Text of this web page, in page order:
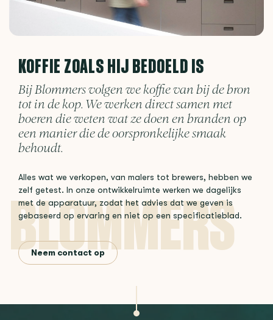
KOFFIE ZOALS HIJ BEDOELD IS
Bij Blommers volgen we koffie van bij de bron
tot in de kop. We werken direct samen met
boeren die weten wat ze doen en branden op
een manier die de oorspronkelijke smaak
behoudt.
Alles wat we verkopen, van malers tot brewers, hebben we
zelf getest. In onze ontwikkelruimte werken we dagelijks
met de apparatuur, zodat het advies dat we geven is
gebaseerd op ervaring en niet op een specificatieblad.
Neem contact op